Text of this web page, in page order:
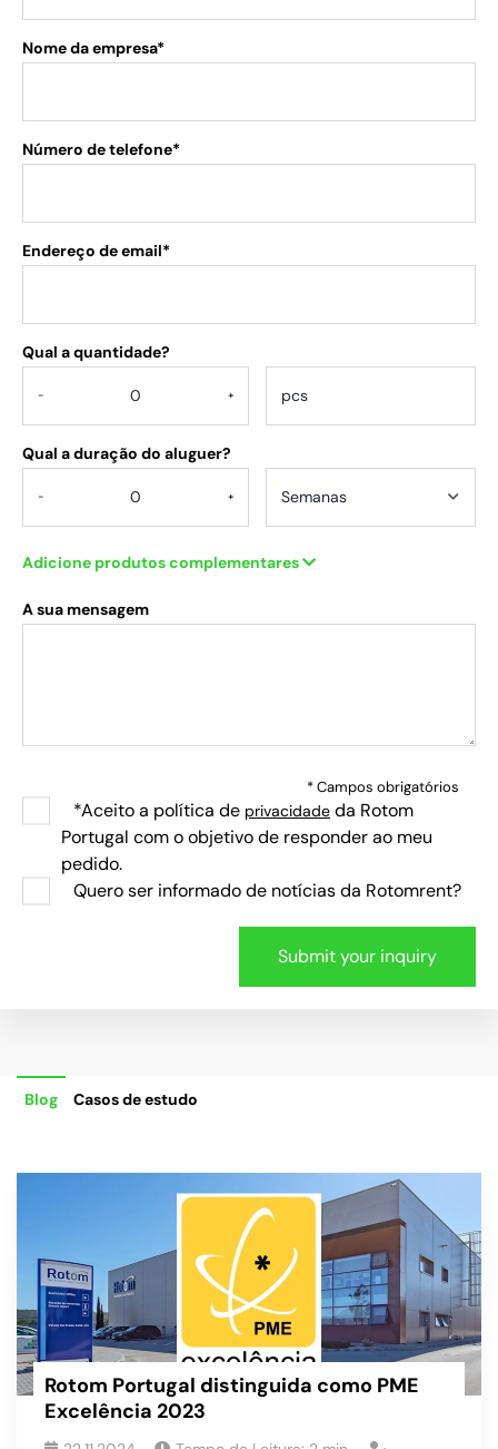
Nome da empresa*
Número de telefone*
Endereço de email*
Qual a quantidade?
- +
Qual a duração do aluguer?
- +
Adicione produtos complementares
A sua mensagem
* Campos obrigatórios
*Aceito a política de privacidade da Rotom
Portugal com o objetivo de responder ao meu
pedido.
Quero ser informado de notícias da Rotomrent?
Blog Casos de estudo
Rotom Portugal distinguida como PME
Excelência 2023